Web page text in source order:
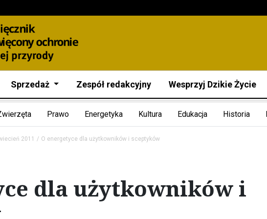
Sprzedaż Zespół redakcyjny Wesprzyj Dzikie Życie
Prawo Energetyka Kultura Edukacja Historia
2011 O energetyce dla użytkowników i sceptyków
dla użytkowników i